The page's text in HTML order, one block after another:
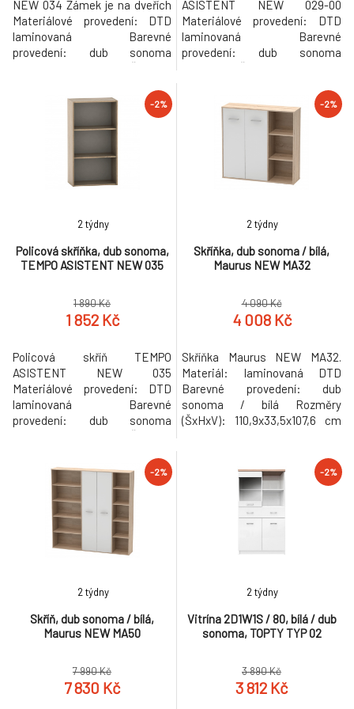
NEW 034 Zámek je na dveřích
Materiálové provedení: DTD
laminovaná Barevné
provedení: dub sonoma
materiálu: 16 mm Dodávané v
demontu. Hmotnost: 22.5kg
ASISTENT NEW 029-00
Materiálové provedení: DTD
laminovaná Barevné
provedení: dub sonoma
Dodávané v demontu.
Hmotnost: 8.4kg
-2%
Policová skříňka, dub sonoma,
TEMPO ASISTENT NEW 035
2 týdny
1 890 Kč
1 852 Kč
Policová skříň TEMPO
ASISTENT NEW 035
Materiálové provedení: DTD
laminovaná Barevné
provedení: dub sonoma
materiálu: 16 mm Dodávané v
demontu. Hmotnost: 17kg
-2%
Skříňka, dub sonoma / bílá,
Maurus NEW MA32
2 týdny
4 090 Kč
4 008 Kč
Skříňka Maurus NEW MA32.
Materiál: laminovaná DTD
Barevné provedení: dub
sonoma / bílá Rozměry
(ŠxHxV): 110,9x33,5x107,6 cm
Dodávané v demontu.
Hmotnost: 38kg
-2%
Skříň, dub sonoma / bílá,
Maurus NEW MA50
2 týdny
7 990 Kč
7 830 Kč
-2%
Vitrína 2D1W1S / 80, bílá / dub
sonoma, TOPTY TYP 02
2 týdny
3 890 Kč
3 812 Kč